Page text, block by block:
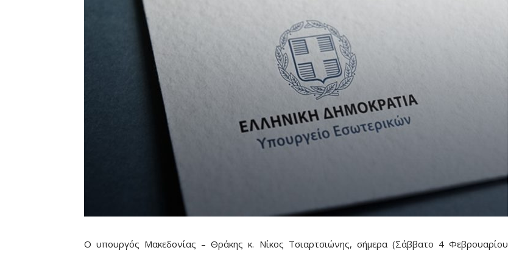
Ο υπουργός Μακεδονίας – Θράκης κ. Νίκος Τσιαρτσιώνης, σήμερα (Σάββατο 4 Φεβρουαρίου